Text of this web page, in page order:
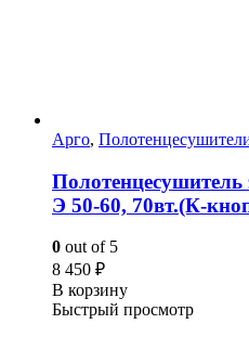
Арго,
Полотенцесушитель
Э 50-60, 70вт.(К-
0 out of 5
8 450 ₽
В корзину
Быстрый просмотр